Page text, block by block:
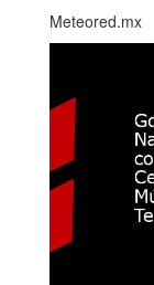
Meteored.mx